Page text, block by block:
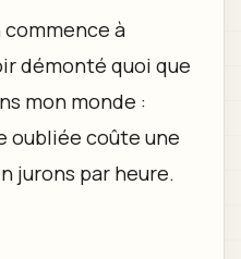
commence à
démonté quoi que
mon monde :
oubliée coûte une
jurons par heure.